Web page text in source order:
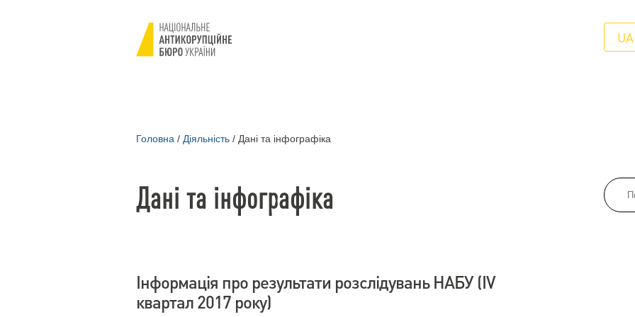
UA
Головна / Діяльність / Дані та інфографіка
Дані та інфографіка
Інформація про результати розслідувань НАБУ (IV
квартал 2017 року)